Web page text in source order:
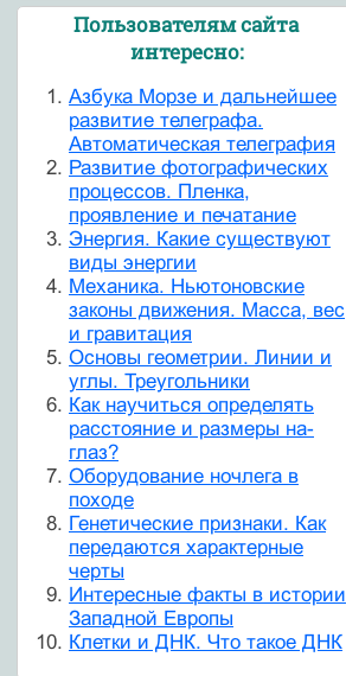
Пользователям сайта
интересно:
Азбука Морзе и дальнейшее
развитие телеграфа.
Автоматическая телеграфия
Развитие фотографических
процессов. Пленка,
проявление и печатание
Энергия. Какие существуют
виды энергии
Механика. Ньютоновские
законы движения. Масса, вес
и гравитация
Основы геометрии. Линии и
углы. Треугольники
Как научиться определять
расстояние и размеры на-
глаз?
Оборудование ночлега в
походе
Генетические признаки. Как
передаются характерные
черты
Интересные факты в истории
Западной Европы
Клетки и ДНК. Что такое ДНК